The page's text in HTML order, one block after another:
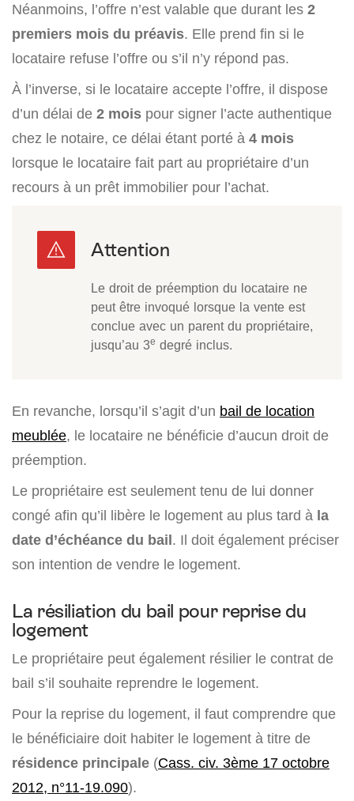
Néanmoins, l’offre n’est valable que durant les 2
premiers mois du préavis. Elle prend fin si le
locataire refuse l’offre ou s’il n’y répond pas.
À l’inverse, si le locataire accepte l’offre, il dispose
d’un délai de 2 mois pour signer l’acte authentique
chez le notaire, ce délai étant porté à 4 mois
lorsque le locataire fait part au propriétaire d’un
recours à un prêt immobilier pour l’achat.
Le droit de préemption du locataire ne
peut être invoqué lorsque la vente est
conclue avec un parent du propriétaire,
jusqu’au 3e degré inclus.
En revanche, lorsqu’il s’agit d’un bail de location
meublée, le locataire ne bénéficie d’aucun droit de
préemption.
Le propriétaire est seulement tenu de lui donner
congé afin qu’il libère le logement au plus tard à la
date d’échéance du bail. Il doit également préciser
son intention de vendre le logement.
La résiliation du bail pour reprise du
logement
Le propriétaire peut également résilier le contrat de
bail s’il souhaite reprendre le logement.
Pour la reprise du logement, il faut comprendre que
le bénéficiaire doit habiter le logement à titre de
résidence principale (Cass. civ. 3ème 17 octobre
2012, n°11-19.090).